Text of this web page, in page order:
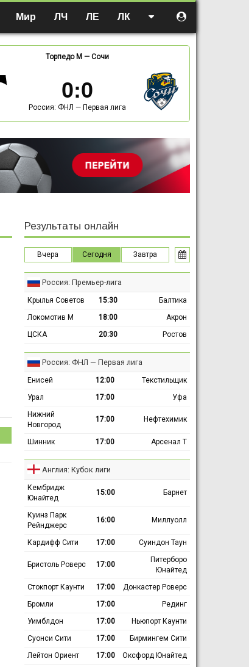
Мир ЛЧ ЛЕ ЛК
Торпедо М — Сочи
0:0
Россия: ФНЛ — Первая лига
Результаты онлайн
Вчера Сегодня Завтра
Россия: Премьер-лига
Крылья Советов 15:30
Балтика
Локомотив М
18:00
Акрон
ЦСКА
20:30 Ростов
Россия: ФНЛ — Первая лига
Енисей 12:00
Текстильщик
Урал
17:00
Уфа
Нижний
Новгород
17:00 Нефтехимик
Шинник 17:00 Арсенал Т
Англия: Кубок лиги
Кембридж
Юнайтед
15:00 Барнет
Куинз Парк
Рейнджерс
16:00 Миллуолл
Кардифф Сити 17:00 Суиндон Таун
Бристоль Роверс 17:00
Питерборо
Юнайтед
Стокпорт Каунти
17:00
Донкастер Роверс
Бромли
17:00
Рединг
Уимблдон
17:00
Ньюпорт Каунти
Суонси Сити
17:00
Бирмингем Сити
Лейтон Ориент
17:00
Оксфорд Юнайтед